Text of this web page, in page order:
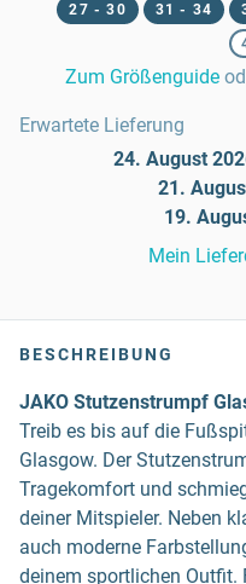
27 - 30 31 - 34
Zum Größenguide
Erwartete Lieferung
24. August
21.
19.
Mein
BESCHREIBUNG
JAKO Stutzenstrumpf
Treib es bis auf die
Glasgow. Der
Tragekomfort und
deiner Mitspieler. Neben
auch moderne
deinem sportlichen Outfit.